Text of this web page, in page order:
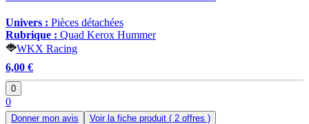
Univers : Pièces détachées
Rubrique : Quad Kerox Hummer
WKX Racing
6,00 €
0
0
Donner mon avis Voir la fiche produit ( 2 offres )